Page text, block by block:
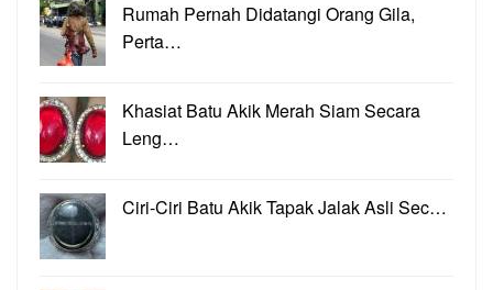
Rumah Pernah Didatangi Orang Gila,
Perta…
Khasiat Batu Akik Merah Siam Secara
Leng…
Ciri-Ciri Batu Akik Tapak Jalak Asli Sec…